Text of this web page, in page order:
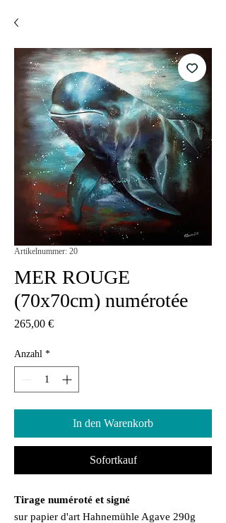
Artikelnummer: 20
MER ROUGE
(70x70cm) numérotée
265,00 €Preis
Anzahl *
In den Warenkorb
Sofortkauf
Tirage numéroté et signé
sur papier d'art Hahnemühle Agave 290g